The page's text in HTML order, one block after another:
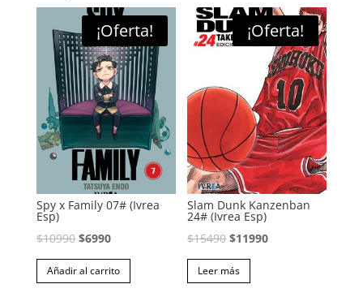
¡Oferta!
Spy x Family 07# (Ivrea
Esp)
$10990 El
precio
original
$6990El
precio
actual
Añadir al carrito
¡Oferta!
Slam Dunk Kanzenban
24# (Ivrea Esp)
$15490 El
precio
original
$11990El
Leer más